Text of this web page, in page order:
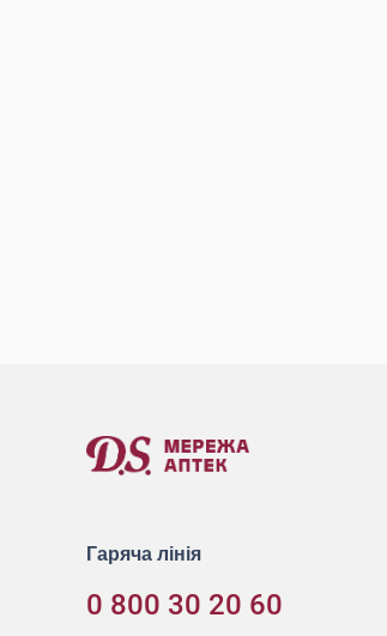
Гаряча лінія
0 800 30 20 60